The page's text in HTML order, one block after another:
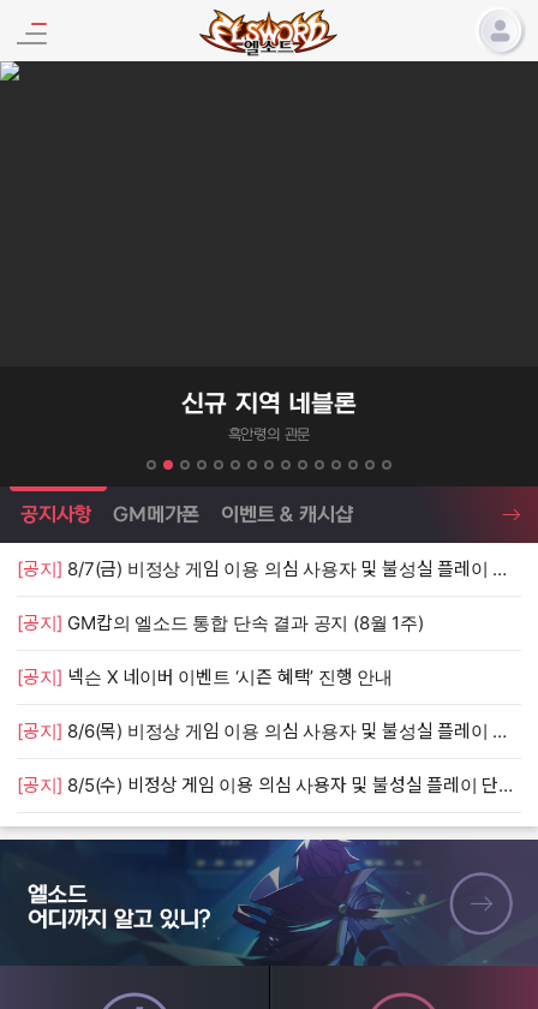
엘소드 프로모션
신규 지역 네블론
흑안령의 관문
엘소드 소식
공지사항 GM메가폰 이벤트 & 캐시샵
[공지] 8/7(금) 비정상 게임 이용 의심 사용자 및 불성실 플레이 단속 안내
[공지] GM캅의 엘소드 통합 단속 결과 공지 (8월 1주)
[공지] 넥슨 X 네이버 이벤트 ‘시즌 혜택’ 진행 안내
[공지] 8/6(목) 비정상 게임 이용 의심 사용자 및 불성실 플레이 단속 안내
[공지] 8/5(수) 비정상 게임 이용 의심 사용자 및 불성실 플레이 단속 안내
엘소드 어디까지 알고 있니?